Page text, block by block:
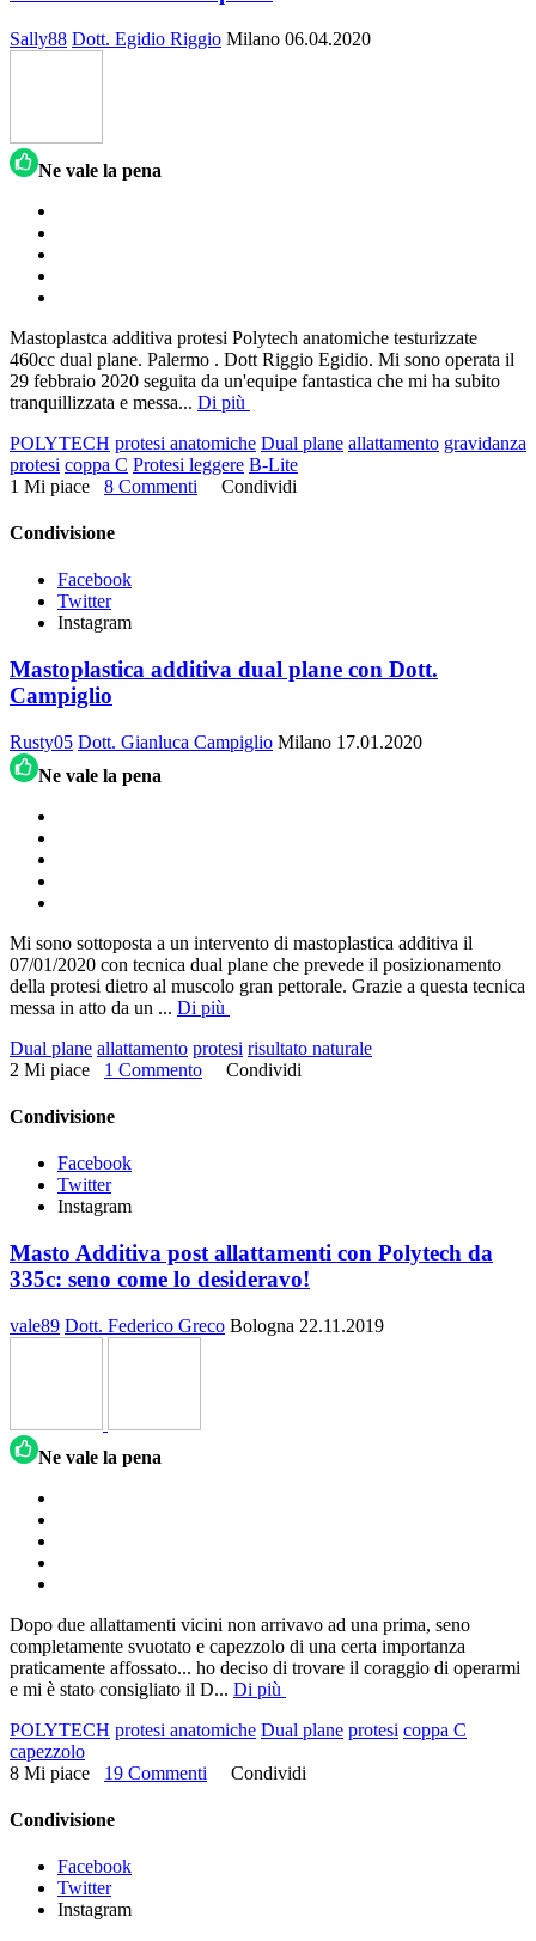
Sally88 Dott. Egidio Riggio Milano 06.04.2020
Ne vale la pena
Mastoplastca additiva protesi Polytech anatomiche testurizzate
460cc dual plane. Palermo . Dott Riggio Egidio. Mi sono operata il
29 febbraio 2020 seguita da un'equipe fantastica che mi ha subito
tranquillizzata e messa... Di più
POLYTECH protesi anatomiche Dual plane allattamento gravidanza
protesi coppa C Protesi leggere B-Lite
1 Mi piace 8 Commenti Condividi
Condivisione
Facebook
Twitter
Instagram
Mastoplastica additiva dual plane con Dott.
Campiglio
Rusty05 Dott. Gianluca Campiglio Milano 17.01.2020
Ne vale la pena
Mi sono sottoposta a un intervento di mastoplastica additiva il
07/01/2020 con tecnica dual plane che prevede il posizionamento
della protesi dietro al muscolo gran pettorale. Grazie a questa tecnica
messa in atto da un ... Di più
Dual plane allattamento protesi risultato naturale
2 Mi piace 1 Commento Condividi
Condivisione
Facebook
Twitter
Instagram
Masto Additiva post allattamenti con Polytech da
335c: seno come lo desideravo!
vale89 Dott. Federico Greco Bologna 22.11.2019
Ne vale la pena
Dopo due allattamenti vicini non arrivavo ad una prima, seno
completamente svuotato e capezzolo di una certa importanza
praticamente affossato... ho deciso di trovare il coraggio di operarmi
e mi è stato consigliato il D... Di più
POLYTECH protesi anatomiche Dual plane protesi coppa C
capezzolo
8 Mi piace 19 Commenti Condividi
Condivisione
Facebook
Twitter
Instagram